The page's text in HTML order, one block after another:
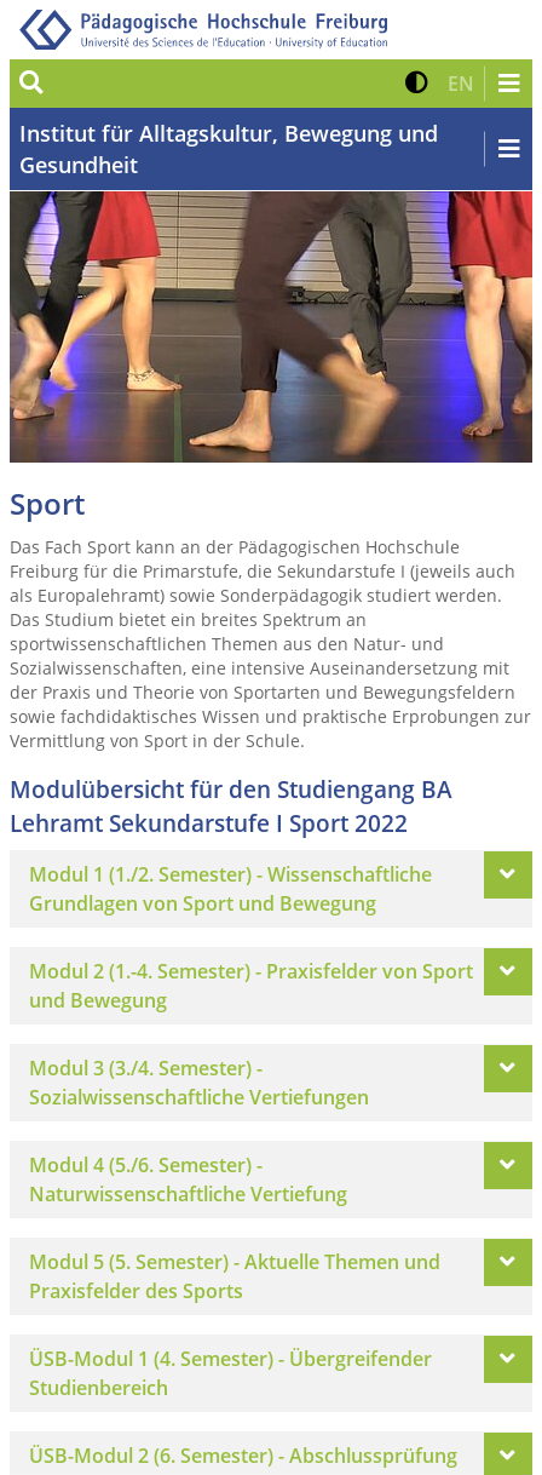
Suche Kontrast
EN Zur
Institut für Alltagskultur, Bewegung und
Gesundheit
Sport
Das Fach Sport kann an der Pädagogischen Hochschule
Freiburg für die Primarstufe, die Sekundarstufe I (jeweils auch
als Europalehramt) sowie Sonderpädagogik studiert werden.
Das Studium bietet ein breites Spektrum an
sportwissenschaftlichen Themen aus den Natur- und
Sozialwissenschaften, eine intensive Auseinandersetzung mit
der Praxis und Theorie von Sportarten und Bewegungsfeldern
sowie fachdidaktisches Wissen und praktische Erprobungen zur
Vermittlung von Sport in der Schule.
Modulübersicht für den Studiengang BA
Lehramt Sekundarstufe I Sport 2022
Modul 1 (1./2. Semester) - Wissenschaftliche
Grundlagen von Sport und Bewegung
Modul 2 (1.-4. Semester) - Praxisfelder von Sport
und Bewegung
Modul 3 (3./4. Semester) -
Sozialwissenschaftliche Vertiefungen
Modul 4 (5./6. Semester) -
Naturwissenschaftliche Vertiefung
Modul 5 (5. Semester) - Aktuelle Themen und
Praxisfelder des Sports
ÜSB-Modul 1 (4. Semester) - Übergreifender
Studienbereich
ÜSB-Modul 2 (6. Semester) - Abschlussprüfung